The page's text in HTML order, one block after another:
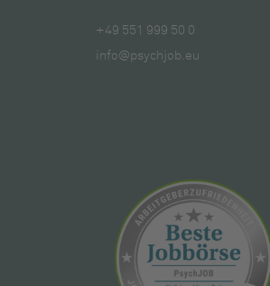
+49 551 999 50 0
info@psychjob.eu